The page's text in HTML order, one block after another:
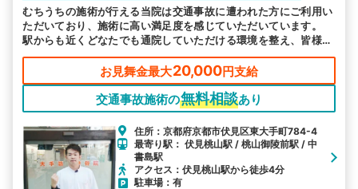
むちうちの施術が行える当院は交通事故に遭われた方にご利用い
ただいており、施術に高い満足度を感じていただいています。
駅からも近くどなたでも通院していただける環境を整え、皆様の
お越しをお待ちしております。
お見舞金最大20,000円支給
交通事故施術の無料相談あり
住所：京都府京都市伏見区東大手町784-4
最寄り駅： 伏見桃山駅 / 桃山御陵前駅 / 中
書島駅
アクセス：伏見桃山駅から徒歩4分
駐車場：有